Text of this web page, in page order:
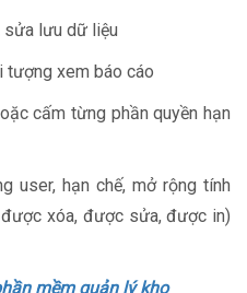
sửa lưu dữ liệu
tượng xem báo cáo
cấm từng phần quyền hạn
user, hạn chế, mở rộng tính
xóa, được sửa, được in)
mềm quản lý kho